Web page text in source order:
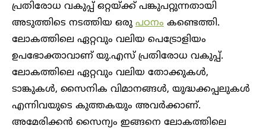
പ്രതിരോധ വകുപ്പ് ഒറ്റയ്ക്ക് പങ്കുപറ്റുന്നതായി
അടുത്തിടെ നടത്തിയ ഒരു പഠനം കണ്ടെത്തി.
ലോകത്തിലെ ഏറ്റവും വലിയ പെട്രോളിയം
ഉപഭോക്താവാണ് യു.എസ് പ്രതിരോധ വകുപ്പ്.
ലോകത്തിലെ ഏറ്റവും വലിയ തോക്കുകൾ,
ടാങ്കുകൾ, സൈനിക വിമാനങ്ങൾ, യുദ്ധക്കപ്പലുകൾ
എന്നിവയുടെ കുത്തകയും അവർക്കാണ്.
അമേരിക്കൻ സൈന്യം ഇങ്ങനെ ലോകത്തിലെ